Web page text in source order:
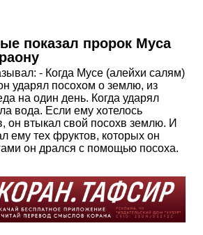
показал пророк Муса
- Когда Мусе (алейхи салям)
ударял посохом о землю, из
на один день. Когда ударял
вода. Если ему хотелось
он втыкал свой посохв землю. И
ему тех фруктов, которых он
он дрался с помощью посоха.